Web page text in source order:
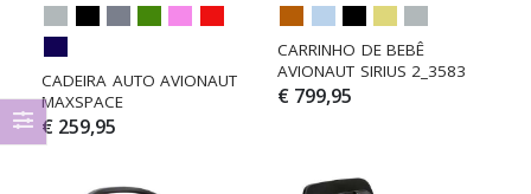
CADEIRA AUTO AVIONAUT
MAXSPACE
€ 259,95
CARRINHO DE BEBÊ
AVIONAUT SIRIUS 2_3583
€ 799,95